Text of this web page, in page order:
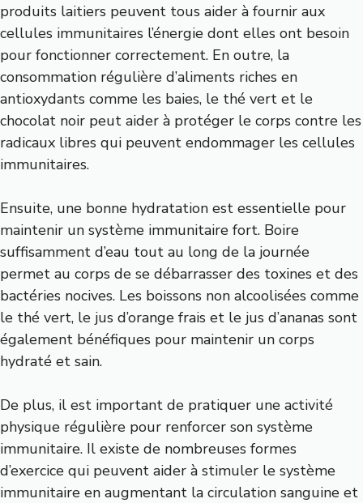
produits laitiers peuvent tous aider à fournir aux
cellules immunitaires l’énergie dont elles ont besoin
pour fonctionner correctement. En outre, la
consommation régulière d’aliments riches en
antioxydants comme les baies, le thé vert et le
chocolat noir peut aider à protéger le corps contre les
radicaux libres qui peuvent endommager les cellules
immunitaires.
Ensuite, une bonne hydratation est essentielle pour
maintenir un système immunitaire fort. Boire
suffisamment d’eau tout au long de la journée
permet au corps de se débarrasser des toxines et des
bactéries nocives. Les boissons non alcoolisées comme
le thé vert, le jus d’orange frais et le jus d’ananas sont
également bénéfiques pour maintenir un corps
hydraté et sain.
De plus, il est important de pratiquer une activité
physique régulière pour renforcer son système
immunitaire. Il existe de nombreuses formes
d’exercice qui peuvent aider à stimuler le système
immunitaire en augmentant la circulation sanguine et